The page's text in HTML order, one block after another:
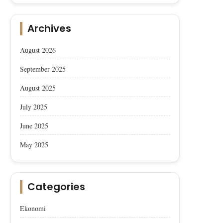
Archives
August 2026
September 2025
August 2025
July 2025
June 2025
May 2025
Categories
Ekonomi